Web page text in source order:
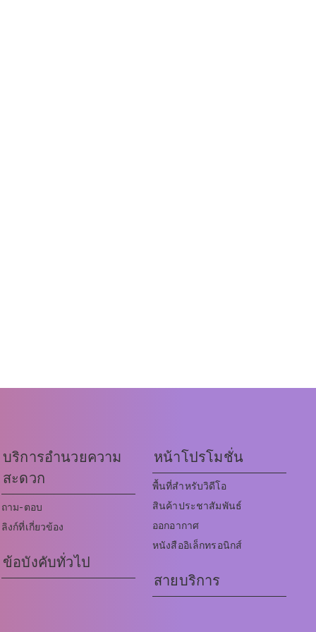
บริการอำนวยความ
สะดวก
ถาม-ตอบ
ลิงก์ที่เกี่ยวข้อง
ข้อบังคับทั่วไป
หน้าโปรโมชั่น
พื้นที่สำหรับวิดีโอ
สินค้าประชาสัมพันธ์
ออกอากาศ
หนังสืออิเล็กทรอนิกส์
สายบริการ